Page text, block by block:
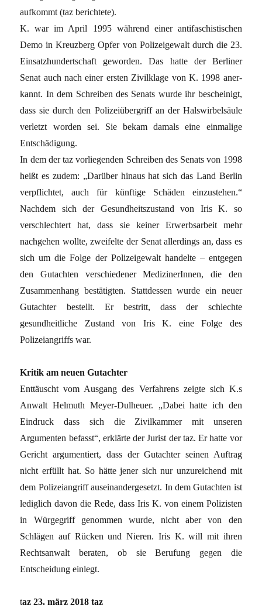
aufkommt (taz berichtete).
K. war im April 1995 während einer antifaschistischen
Demo in Kreuzberg Opfer von Polizeigewalt durch die 23.
Einsatzhundertschaft geworden. Das hatte der Berliner
Senat auch nach einer ersten Zivilklage von K. 1998 aner-
kannt. In dem Schreiben des Senats wurde ihr bescheinigt,
dass sie durch den Polizeiübergriff an der Halswirbelsäule
verletzt worden sei. Sie bekam damals eine einmalige
Entschädigung.
In dem der taz vorliegenden Schreiben des Senats von 1998
heißt es zudem: „Darüber hinaus hat sich das Land Berlin
verpflichtet, auch für künftige Schäden einzustehen.“
Nachdem sich der Gesundheitszustand von Iris K. so
verschlechtert hat, dass sie keiner Erwerbsarbeit mehr
nachgehen wollte, zweifelte der Senat allerdings an, dass es
sich um die Folge der Polizeigewalt handelte – entgegen
den Gutachten verschiedener MedizinerInnen, die den
Zusammenhang bestätigten. Stattdessen wurde ein neuer
Gutachter bestellt. Er bestritt, dass der schlechte
gesundheitliche Zustand von Iris K. eine Folge des
Polizeiangriffs war.
Kritik am neuen Gutachter
Enttäuscht vom Ausgang des Verfahrens zeigte sich K.s
Anwalt Helmuth Meyer-Dulheuer. „Dabei hatte ich den
Eindruck dass sich die Zivilkammer mit unseren
Argumenten befasst“, erklärte der Jurist der taz. Er hatte vor
Gericht argumentiert, dass der Gutachter seinen Auftrag
nicht erfüllt hat. So hätte jener sich nur unzureichend mit
dem Polizeiangriff auseinandergesetzt. In dem Gutachten ist
lediglich davon die Rede, dass Iris K. von einem Polizisten
in Würgegriff genommen wurde, nicht aber von den
Schlägen auf Rücken und Nieren. Iris K. will mit ihren
Rechtsanwalt beraten, ob sie Berufung gegen die
Entscheidung einlegt.
taz 23. märz 2018 taz